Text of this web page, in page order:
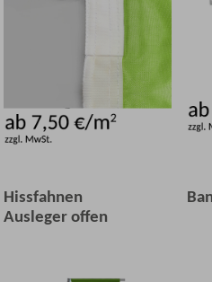
Hissfahnen
Ausleger offen